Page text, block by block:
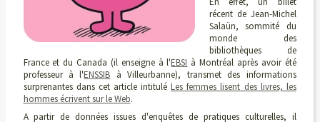
récent de Jean-Michel
Salaün, sommité du
monde des
bibliothèques de
France et du Canada (il enseigne à l'EBSI à Montréal après avoir été
professeur à l'ENSSIB à Villeurbanne), transmet des informations
surprenantes dans cet article intituléLes femmes lisent des livres, les
hommes écrivent sur le Web.
A partir de données issues d'enquêtes de pratiques culturelles, il